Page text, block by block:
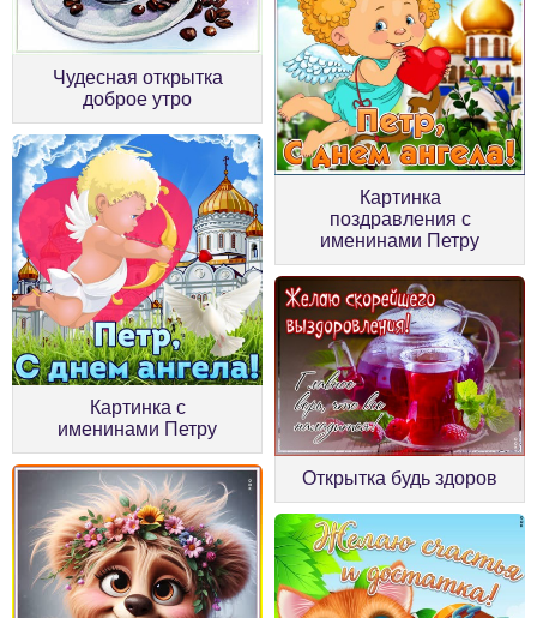
Чудесная открытка
доброе утро
Картинка
поздравления с
именинами Петру
Картинка с
именинами Петру
Открытка будь здоров